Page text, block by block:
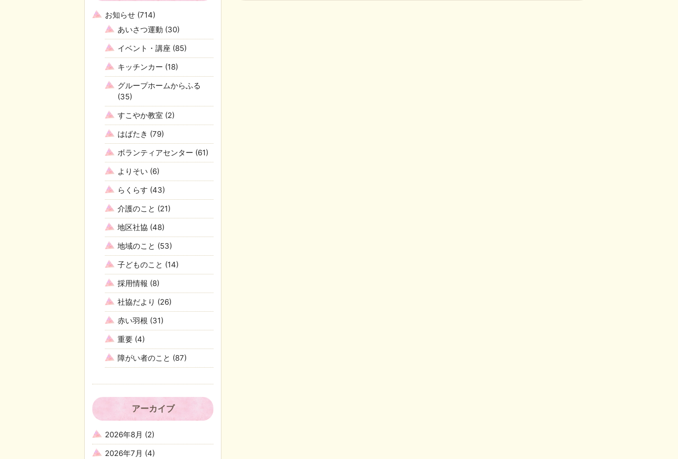
お知らせ (714)
あいさつ運動 (30)
イベント・講座 (85)
キッチンカー (18)
グループホームからふる
(35)
すこやか教室 (2)
はばたき (79)
ボランティアセンター (61)
よりそい (6)
らくらす (43)
介護のこと (21)
地区社協 (48)
地域のこと (53)
子どものこと (14)
採用情報 (8)
社協だより (26)
赤い羽根 (31)
重要 (4)
障がい者のこと (87)
アーカイブ
2026年8月 (2)
2026年7月 (4)